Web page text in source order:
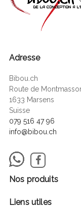
Adresse
Bibou.ch
Route de
1633 Marsens
Suisse
079 516 47 96
info@bibou.ch
Nos produits
Liens utiles